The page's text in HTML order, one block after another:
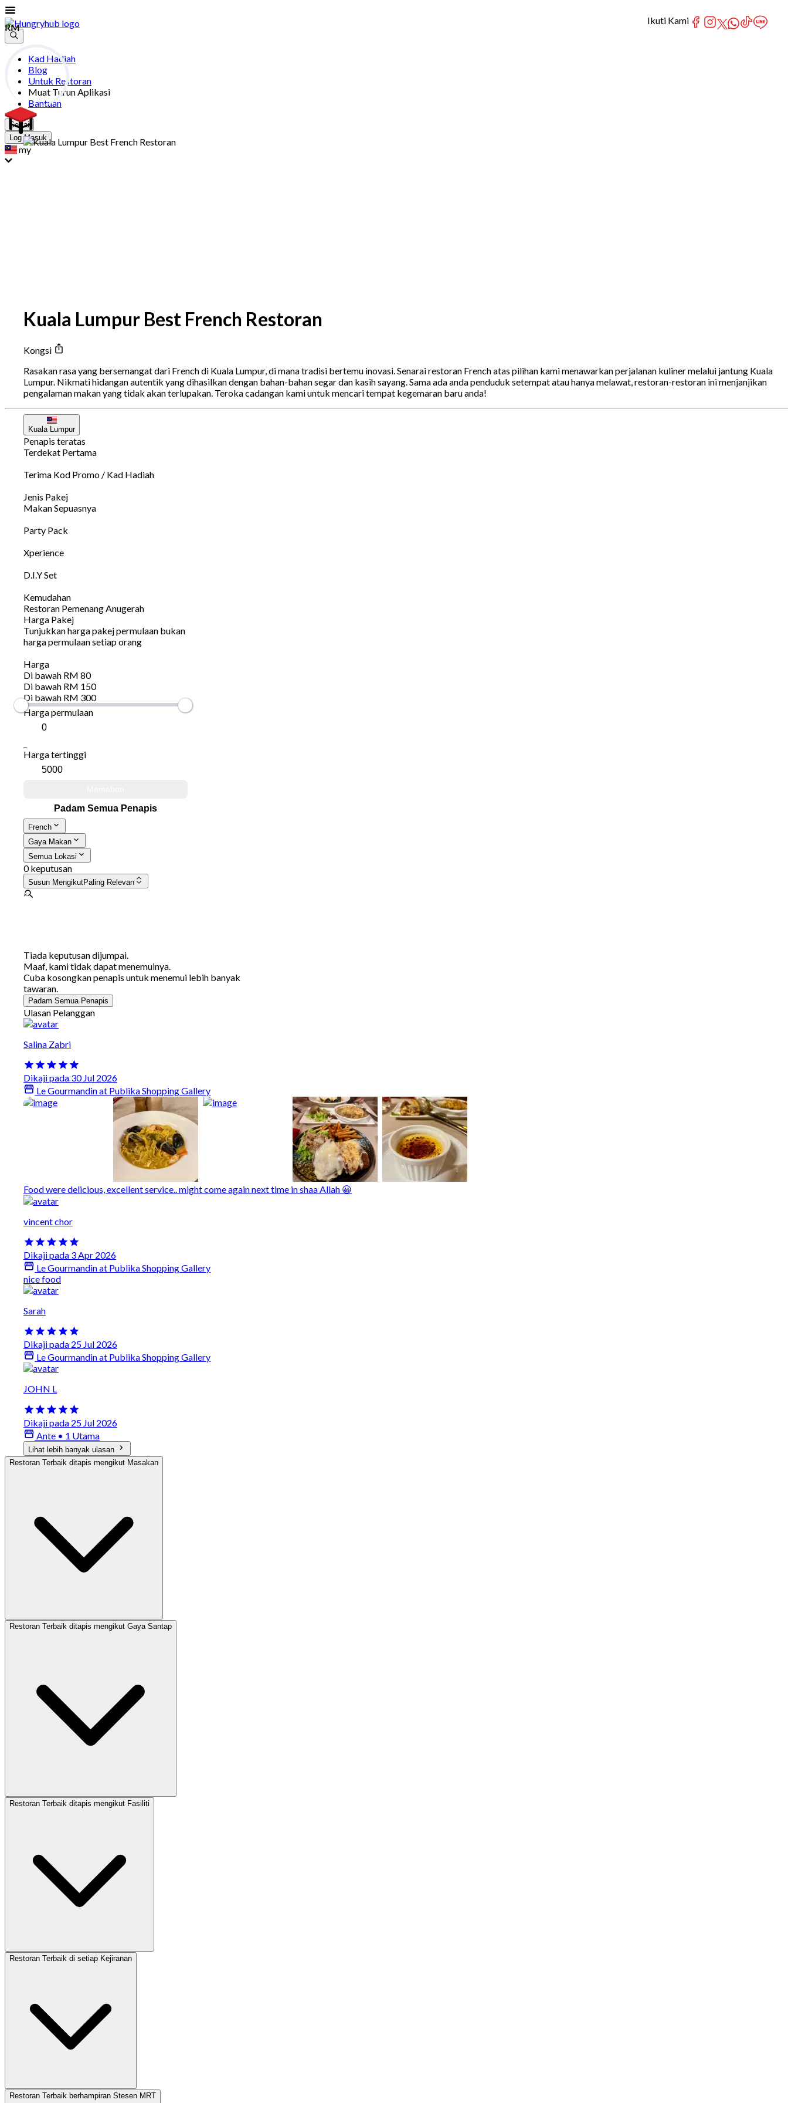
Kad Hadiah
Blog
Untuk Restoran
Muat Turun Aplikasi
Bantuan
Sertai
Log Masuk
my
Kuala Lumpur Best French Restoran
Kongsi
Rasakan rasa yang bersemangat dari French di Kuala Lumpur, di mana tradisi bertemu inovasi. Senarai restoran French atas pilihan kami menawarkan perjalanan kuliner melalui jantung Kuala
Lumpur. Nikmati hidangan autentik yang dihasilkan dengan bahan-bahan segar dan kasih sayang. Sama ada anda penduduk setempat atau hanya melawat, restoran-restoran ini menjanjikan
pengalaman makan yang tidak akan terlupakan. Teroka cadangan kami untuk mencari tempat kegemaran baru anda!
Kuala Lumpur
Penapis teratas
Terdekat Pertama
Terima Kod Promo / Kad Hadiah
Jenis Pakej
Makan Sepuasnya
Party Pack
Xperience
D.I.Y Set
Kemudahan
Restoran Pemenang Anugerah
Harga Pakej
Tunjukkan harga pakej permulaan bukan
harga permulaan setiap orang
Harga
Di bawah RM 80
Di bawah RM 150
Di bawah RM 300
RM
Harga permulaan
RM
Harga tertinggi
Padam Semua Penapis
French
Gaya Makan
Semua Lokasi
0 keputusan
Susun MengikutPaling Relevan
Tiada keputusan dijumpai.
Maaf, kami tidak dapat menemuinya.
Cuba kosongkan penapis untuk menemui lebih banyak
tawaran.
Padam Semua Penapis
Ulasan Pelanggan
Salina Zabri
Dikaji pada 30 Jul 2026
Le Gourmandin at Publika Shopping Gallery
Food were delicious, excellent service.. might come again next time in shaa Allah 😀
vincent chor
Dikaji pada 3 Apr 2026
Le Gourmandin at Publika Shopping Gallery
nice food
Sarah
Dikaji pada 25 Jul 2026
Le Gourmandin at Publika Shopping Gallery
JOHN L
Dikaji pada 25 Jul 2026
Ante • 1 Utama
Lihat lebih banyak ulasan
Restoran Terbaik ditapis mengikut Masakan
Restoran Terbaik ditapis mengikut Gaya Santap
Restoran Terbaik ditapis mengikut Fasiliti
Restoran Terbaik di setiap Kejiranan
Restoran Terbaik berhampiran Stesen MRT
Ikuti Kami